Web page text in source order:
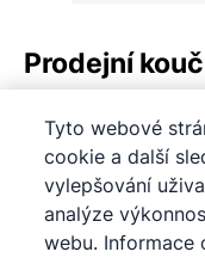
Prodejní kouč
Prodejní kouč
oblasti, kde
vašeho
následujícími
Tyto webové
cookie a další
vylepšování
analýze
webu. Informace